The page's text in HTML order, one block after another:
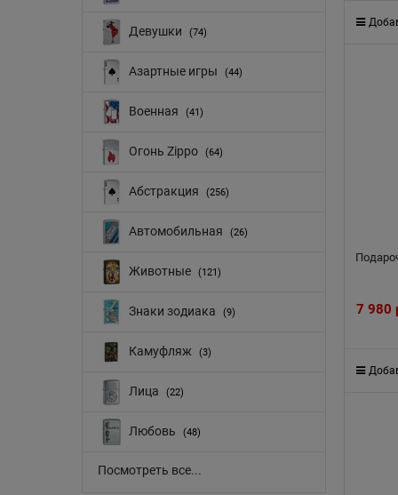
Девушки (74)
Азартные игры (44)
Военная (41)
Огонь Zippo (64)
Абстракция (256)
Автомобильная (26)
Животные (121)
Знаки зодиака (9)
Камуфляж (3)
Лица (22)
Любовь (48)
Посмотреть все...
7 980